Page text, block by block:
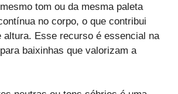
tom ou da mesma paleta
no corpo, o que contribui
altura. Esse recurso é essencial na
baixinhas que valorizam a